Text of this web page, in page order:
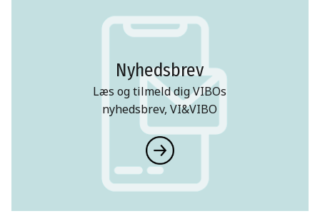
Nyhedsbrev
Læs og tilmeld dig VIBOs
nyhedsbrev, VI&VIBO